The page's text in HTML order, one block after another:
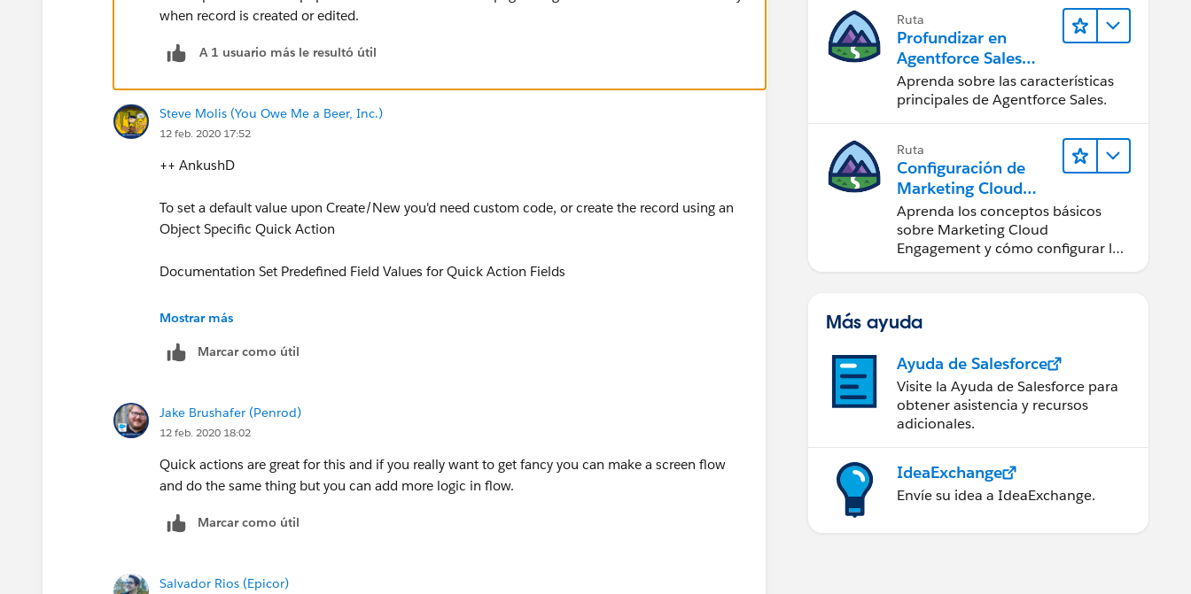
when record is created or edited.
A 1 usuario más le resultó útil
Steve Molis (You Owe Me a Beer, Inc.)
12 feb. 2020 17:52
++ AnkushD
To set a default value upon Create/New you'd need custom code, or create the record using an
Object Specific Quick Action
Documentation Set Predefined Field Values for Quick Action Fields
https://help.salesforce.com/articleView?id=predefined_field_values.htm&type=5
Mostrar más
Marcar como útil
Jake Brushafer (Penrod)
12 feb. 2020 18:02
Quick actions are great for this and if you really want to get fancy you can make a screen flow
and do the same thing but you can add more logic in flow.
Marcar como útil
Salvador Rios (Epicor)
Ruta
Profundizar en
Agentforce Sales
para
administradores
Aprenda sobre las características
principales de Agentforce Sales.
Ruta
Configuración de
Marketing Cloud
Engagement
Aprenda los conceptos básicos
sobre Marketing Cloud
Engagement y cómo configurar la
Más ayuda
Ayuda de Salesforce
Visite la Ayuda de Salesforce para
obtener asistencia y recursos
adicionales.
IdeaExchange
Envíe su idea a IdeaExchange.